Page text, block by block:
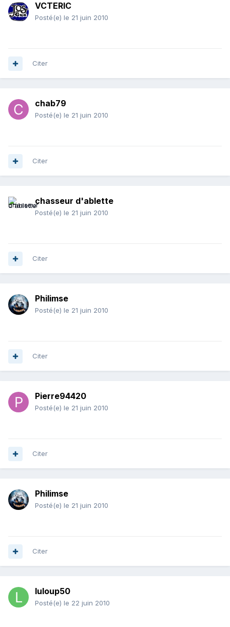
VCTERIC
Posté(e) le 21 juin 2010
Citer
chab79
Posté(e) le 21 juin 2010
Citer
chasseur d'ablette
Posté(e) le 21 juin 2010
Citer
Philimse
Posté(e) le 21 juin 2010
Citer
Pierre94420
Posté(e) le 21 juin 2010
Citer
Philimse
Posté(e) le 21 juin 2010
Citer
luloup50
Posté(e) le 22 juin 2010